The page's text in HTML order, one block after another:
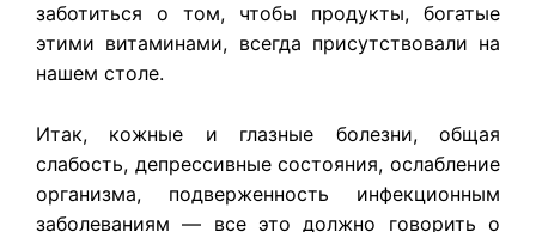
заботиться о том, чтобы продукты, богатые
этими витаминами, всегда присутствовали на
нашем столе.
Итак, кожные и глазные болезни, общая
слабость, депрессивные состояния, ослабление
организма, подверженность инфекционным
заболеваниям — все это должно говорить о